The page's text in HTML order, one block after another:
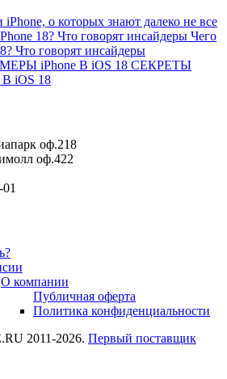
о которых знают далеко не все
Чего
Что говорят инсайдеры
СЕКРЕТЫ
iOS 18
оф.218
оф.422
О компании
Публичная оферта
Политика конфиденциальности
2011-2026. Первый поставщик